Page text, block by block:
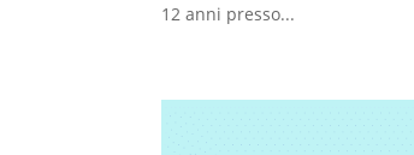
12 anni presso...